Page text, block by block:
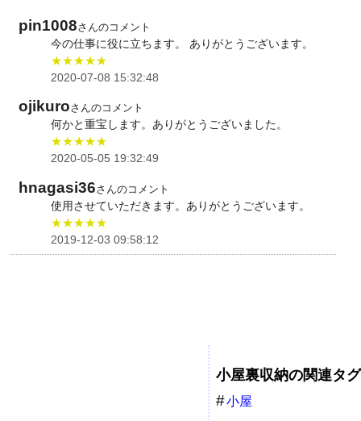
pin1008さんのコメント
今の仕事に役に立ちます。 ありがとうございます。
★★★★★
2020-07-08 15:32:48
ojikuroさんのコメント
何かと重宝します。ありがとうございました。
★★★★★
2020-05-05 19:32:49
hnagasi36さんのコメント
使用させていただきます。ありがとうございます。
★★★★★
2019-12-03 09:58:12
小屋裏収納の関連タグ
小屋